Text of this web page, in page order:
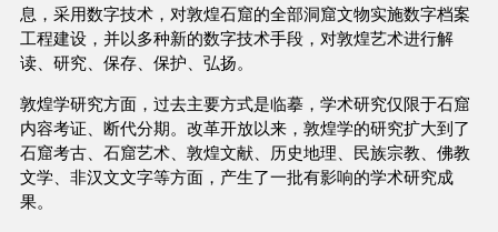
息，采用数字技术，对敦煌石窟的全部洞窟文物实施数字档案
工程建设，并以多种新的数字技术手段，对敦煌艺术进行解
读、研究、保存、保护、弘扬。
敦煌学研究方面，过去主要方式是临摹，学术研究仅限于石窟
内容考证、断代分期。改革开放以来，敦煌学的研究扩大到了
石窟考古、石窟艺术、敦煌文献、历史地理、民族宗教、佛教
文学、非汉文文字等方面，产生了一批有影响的学术研究成
果。